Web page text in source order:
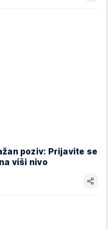
poziv: Prijavite se
viši nivo